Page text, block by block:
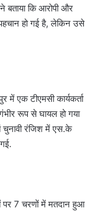
बताया कि आरोपी और
पहचान हो गई है, लेकिन उसे
एक टीएमसी कार्यकर्ता
रूप से घायल हो गया
चुनावी रंजिश में एस.के
पर 7 चरणों में मतदान हुआ